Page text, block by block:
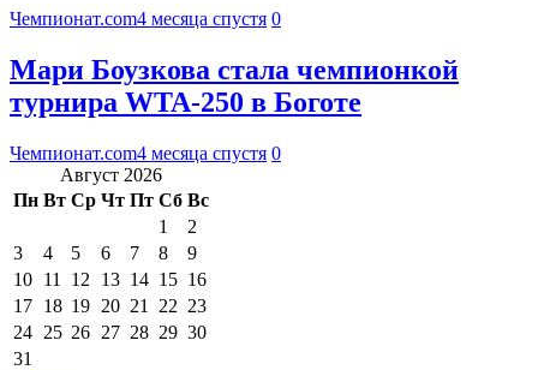
Чемпионат.com4 месяца спустя 0
Мари Боузкова стала чемпионкой
турнира WTA-250 в Боготе
Чемпионат.com4 месяца спустя 0
Август 2026
Пн Вт Ср Чт Пт Сб Вс
1
2
3
4 5 6 7 8
9
10 11 12 13 14 15 16
17 18 19 20 21 22 23
24 25 26 27 28 29 30
31